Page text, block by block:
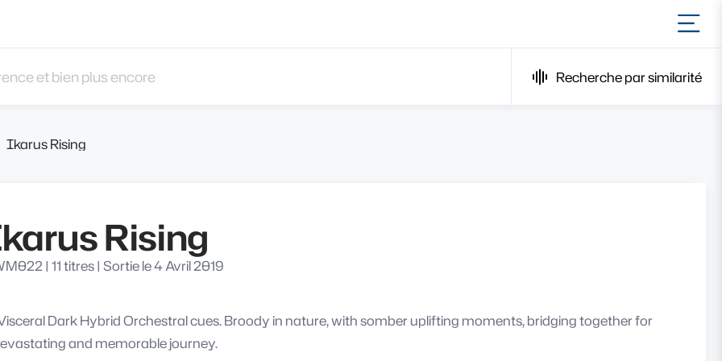
Recherche par similarité
Ikarus Rising
Rising
| 11 titres| Sortie le 4 Avril 2019
Dark Hybrid Orchestral cues. Broody in nature, with somber uplifting moments, bridging together for
and memorable journey.